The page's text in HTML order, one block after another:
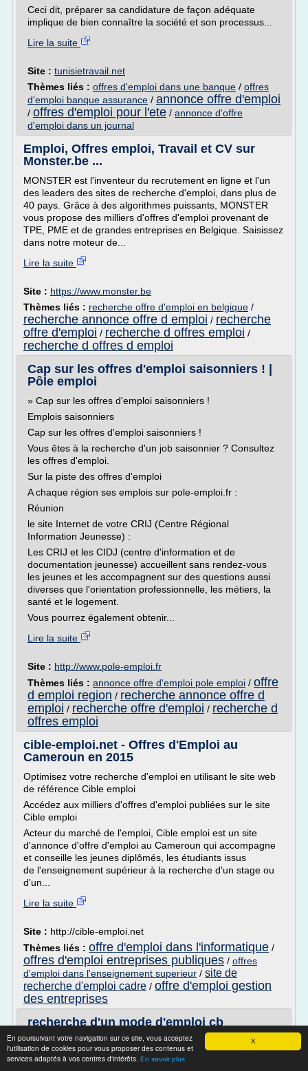
X
En poursuivant votre navigation sur ce site, vous acceptez
l'utilisation de cookies pour vous proposer des contenus et
services adaptés à vos centres d'intérêts. En savoir plus
Ceci dit, préparer sa candidature de façon adéquate
implique de bien connaître la société et son processus...
Lire la suite
Site : tunisietravail.net
Thèmes liés : offres d'emploi dans une banque / offres
d'emploi banque assurance / annonce offre d'emploi
/ offres d'emploi pour l'ete / annonce d'offre
d'emploi dans un journal
Emploi, Offres emploi, Travail et CV sur
Monster.be ...
MONSTER est l'inventeur du recrutement en ligne et l'un
des leaders des sites de recherche d'emploi, dans plus de
40 pays. Grâce à des algorithmes puissants, MONSTER
vous propose des milliers d'offres d'emploi provenant de
TPE, PME et de grandes entreprises en Belgique. Saisissez
dans notre moteur de...
Lire la suite
Site : https://www.monster.be
Thèmes liés : recherche offre d'emploi en belgique /
recherche annonce offre d emploi / recherche
offre d'emploi / recherche d offres emploi /
recherche d offres d emploi
Cap sur les offres d'emploi saisonniers ! |
Pôle emploi
» Cap sur les offres d'emploi saisonniers !
Emplois saisonniers
Cap sur les offres d'emploi saisonniers !
Vous êtes à la recherche d'un job saisonnier ? Consultez
les offres d'emploi.
Sur la piste des offres d'emploi
A chaque région ses emplois sur pole-emploi.fr :
Réunion
le site Internet de votre CRIJ (Centre Régional
Information Jeunesse) :
Les CRIJ et les CIDJ (centre d'information et de
documentation jeunesse) accueillent sans rendez-vous
les jeunes et les accompagnent sur des questions aussi
diverses que l'orientation professionnelle, les métiers, la
santé et le logement.
Vous pourrez également obtenir...
Lire la suite
Site : http://www.pole-emploi.fr
Thèmes liés : annonce offre d'emploi pole emploi / offre
d emploi region / recherche annonce offre d
emploi / recherche offre d'emploi / recherche d
offres emploi
cible-emploi.net - Offres d'Emploi au
Cameroun en 2015
Optimisez votre recherche d'emploi en utilisant le site web
de référence Cible emploi
Accédez aux milliers d'offres d'emploi publiées sur le site
Cible emploi
Acteur du marché de l'emploi, Cible emploi est un site
d'annonce d'offre d'emploi au Cameroun qui accompagne
et conseille les jeunes diplômés, les étudiants issus
de l'enseignement supérieur à la recherche d'un stage ou
d'un...
Lire la suite
Site : http://cible-emploi.net
Thèmes liés : offre d'emploi dans l'informatique /
offres d'emploi entreprises publiques / offres
d'emploi dans l'enseignement superieur / site de
recherche d'emploi cadre / offre d'emploi gestion
des entreprises
recherche d'un mode d'emploi cb
president james - forum4x4.org
recherche d'un mode d'emploi cb president james